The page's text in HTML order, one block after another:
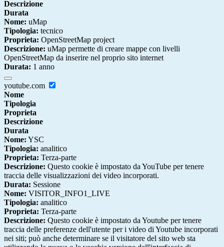
Descrizione
Durata
Nome: uMap
Tipologia: tecnico
Proprieta: OpenStreetMap project
Descrizione: uMap permette di creare mappe con livelli
OpenStreetMap da inserire nel proprio sito internet
Durata: 1 anno
youtube.com
Nome
Tipologia
Proprieta
Descrizione
Durata
Nome: YSC
Tipologia: analitico
Proprieta: Terza-parte
Descrizione: Questo cookie è impostato da YouTube per tenere
traccia delle visualizzazioni dei video incorporati.
Durata: Sessione
Nome: VISITOR_INFO1_LIVE
Tipologia: analitico
Proprieta: Terza-parte
Descrizione: Questo cookie è impostato da Youtube per tenere
traccia delle preferenze dell'utente per i video di Youtube incorporati
nei siti; può anche determinare se il visitatore del sito web sta